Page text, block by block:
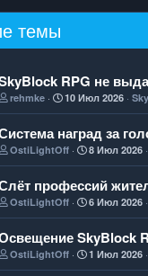
темы
RPG не
rehmke 10 Июл 2026
наград за
OstiLightOff 8 Июл 2026
профессий
OstiLightOff 6 Июл 2026
SkyBlock
OstiLightOff 1 Июл 2026